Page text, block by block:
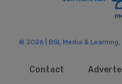
© 2026 | BSL Media & Learning
Contact